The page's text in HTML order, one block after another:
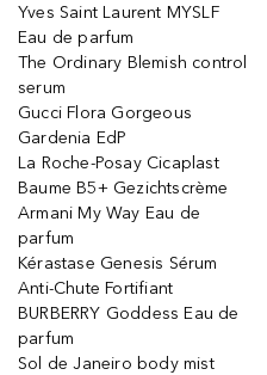
Yves Saint Laurent MYSLF
Eau de parfum
The Ordinary Blemish control
serum
Gucci Flora Gorgeous
Gardenia EdP
La Roche-Posay Cicaplast
Baume B5+ Gezichtscrème
Armani My Way Eau de
parfum
Kérastase Genesis Sérum
Anti-Chute Fortifiant
BURBERRY Goddess Eau de
parfum
Sol de Janeiro body mist